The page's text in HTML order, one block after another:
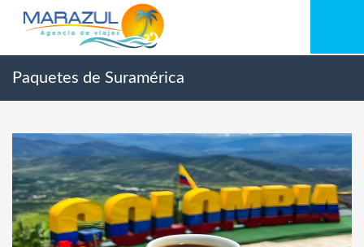
Paquetes de Suramérica